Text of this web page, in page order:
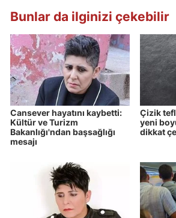
Bunlar da ilginizi çekebilir
Cansever hayatını kaybetti:
Kültür ve Turizm
Bakanlığı'ndan başsağlığı
mesajı
Çizik
yeni
dikkat